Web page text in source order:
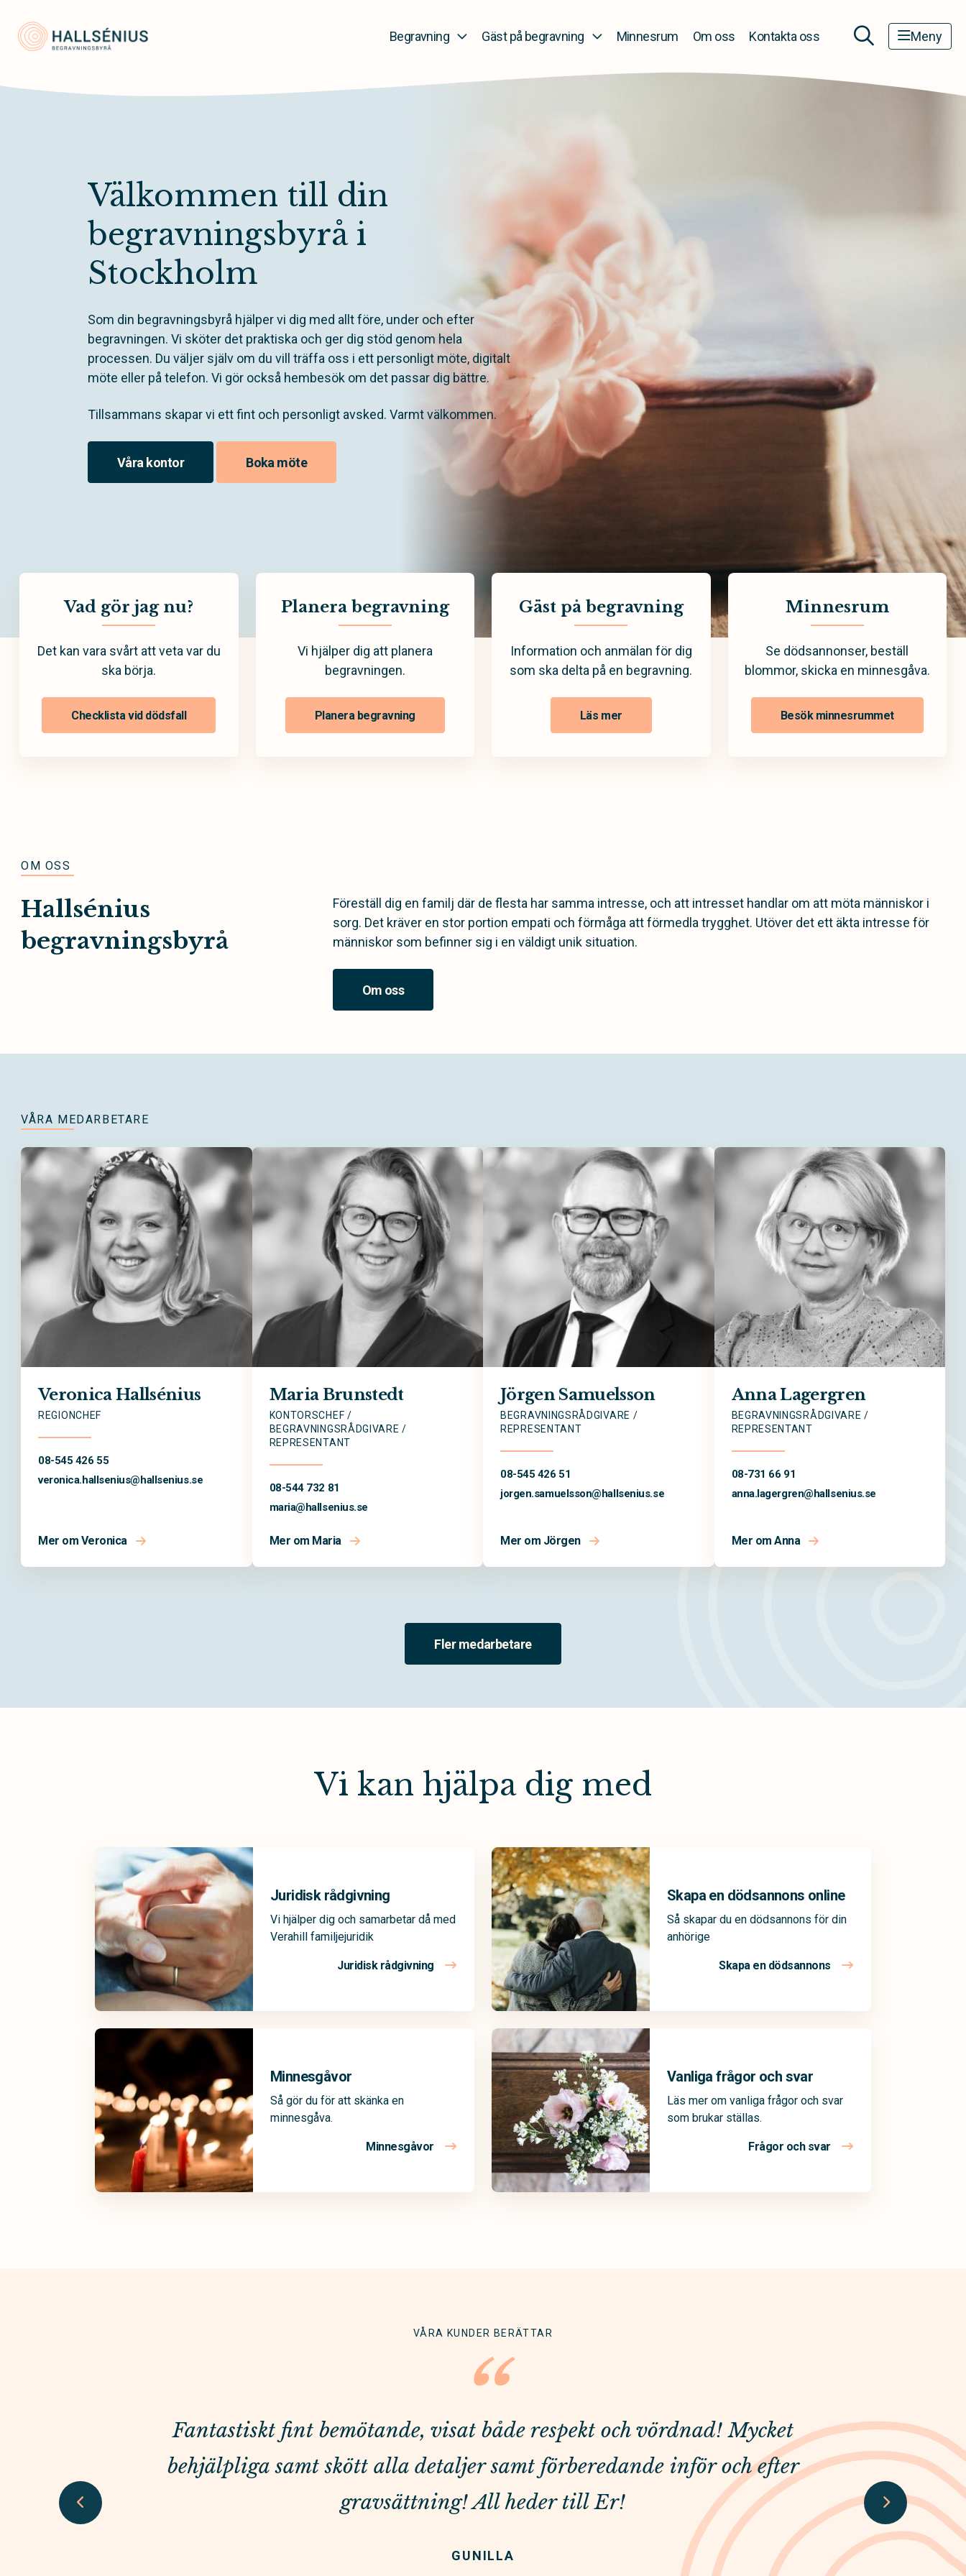
Begravning Gäst på begravning Minnesrum Om oss Kontakta oss Meny
Välkommen till din
begravningsbyrå i
Stockholm
Som din begravningsbyrå hjälper vi dig med allt före, under och efter
begravningen. Vi sköter det praktiska och ger dig stöd genom hela
processen. Du väljer själv om du vill träffa oss i ett personligt möte, digitalt
möte eller på telefon. Vi gör också hembesök om det passar dig bättre.
Tillsammans skapar vi ett fint och personligt avsked. Varmt välkommen.
Våra kontor Boka möte
Vad gör jag nu?
Det kan vara svårt att veta var du
ska börja.
Checklista vid dödsfall
Planera begravning
Vi hjälper dig att planera
begravningen.
Planera begravning
Gäst på begravning
Information och anmälan för dig
som ska delta på en begravning.
Läs mer
Minnesrum
Se dödsannonser, beställ
blommor, skicka en minnesgåva.
Besök minnesrummet
OM OSS
Hallsénius
begravningsbyrå
Föreställ dig en familj där de flesta har samma intresse, och att intresset handlar om att möta människor i
sorg. Det kräver en stor portion empati och förmåga att förmedla trygghet. Utöver det ett äkta intresse för
människor som befinner sig i en väldigt unik situation.
Om oss
VÅRA MEDARBETARE
Veronica Hallsénius
REGIONCHEF
08-545 426 55
veronica.hallsenius@hallsenius.se
Mer om Veronica
Maria Brunstedt
KONTORSCHEF /
BEGRAVNINGSRÅDGIVARE /
REPRESENTANT
08-544 732 81
maria@hallsenius.se
Mer om Maria
Jörgen Samuelsson
BEGRAVNINGSRÅDGIVARE /
REPRESENTANT
08-545 426 51
jorgen.samuelsson@hallsenius.se
Mer om Jörgen
Anna Lagergren
BEGRAVNINGSRÅDGIVARE /
REPRESENTANT
08-731 66 91
anna.lagergren@hallsenius.se
Mer om Anna
Fler medarbetare
Vi kan hjälpa dig med
Juridisk rådgivning
Vi hjälper dig och samarbetar då med
Verahill familjejuridik
Juridisk rådgivning
Skapa en dödsannons online
Så skapar du en dödsannons för din
anhörige
Skapa en dödsannons
Minnesgåvor
Så gör du för att skänka en
minnesgåva.
Minnesgåvor
Vanliga frågor och svar
Läs mer om vanliga frågor och svar
som brukar ställas.
Frågor och svar
VÅRA KUNDER BERÄTTAR
“
Fantastiskt fint bemötande, visat både respekt och vördnad! Mycket
behjälpliga samt skött alla detaljer samt förberedande inför och efter
gravsättning! All heder till Er!
GUNILLA
Varmt och